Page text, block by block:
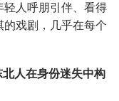
轻人呼朋引伴、看得
戏剧，几乎在每个
人在身份迷失中构